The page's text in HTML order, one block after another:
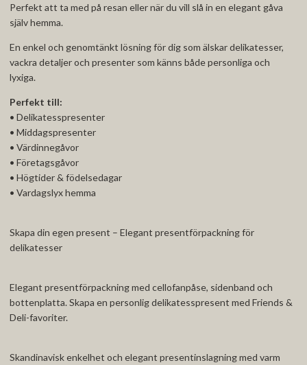
Perfekt att ta med på resan eller när du vill slå in en elegant gåva
själv hemma.
En enkel och genomtänkt lösning för dig som älskar delikatesser,
vackra detaljer och presenter som känns både personliga och
lyxiga.
Perfekt till:
• Delikatesspresenter
• Middagspresenter
• Värdinnegåvor
• Företagsgåvor
• Högtider & födelsedagar
• Vardagslyx hemma
Skapa din egen present – Elegant presentförpackning för
delikatesser
Elegant presentförpackning med cellofanpåse, sidenband och
bottenplatta. Skapa en personlig delikatesspresent med Friends &
Deli-favoriter.
Skandinavisk enkelhet och elegant presentinslagning med varm